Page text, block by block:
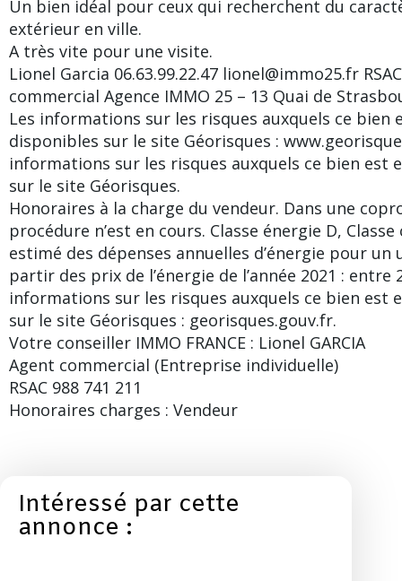
Un bien idéal pour ceux qui recherchent du
extérieur en ville.
A très vite pour une visite.
Lionel Garcia 06.63.99.22.47 lionel@immo25.fr
commercial Agence IMMO 25 – 13 Quai de
Les informations sur les risques auxquels ce bien
disponibles sur le site Géorisques :
informations sur les risques auxquels ce bien est
sur le site Géorisques.
Honoraires à la charge du vendeur. Dans une
procédure n’est en cours. Classe énergie D,
estimé des dépenses annuelles d’énergie pour
partir des prix de l’énergie de l’année 2021 : entre
informations sur les risques auxquels ce bien est
sur le site Géorisques : georisques.gouv.fr.
Votre conseiller IMMO FRANCE : Lionel GARCIA
Agent commercial (Entreprise individuelle)
RSAC 988 741 211
Honoraires charges : Vendeur
Intéressé par cette
annonce :